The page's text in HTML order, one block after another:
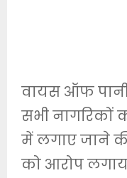
वायस ऑफ
सभी नागरिकों
में लगाए जाने
को आरोप